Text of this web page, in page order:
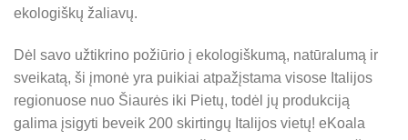
ekologiškų žaliavų.
Dėl savo užtikrino požiūrio į ekologiškumą, natūralumą ir
sveikatą, ši įmonė yra puikiai atpažįstama visose Italijos
regionuose nuo Šiaurės iki Pietų, todėl jų produkciją
galima įsigyti beveik 200 skirtingų Italijos vietų! eKoala